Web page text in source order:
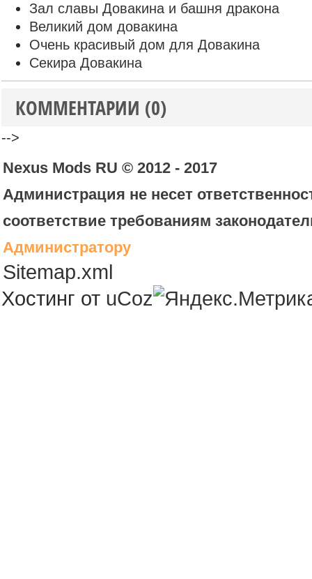
Зал славы Довакина и башня дракона
Великий дом довакина
Очень красивый дом для Довакина
Секира Довакина
КОММЕНТАРИИ (0)
-->
Nexus Mods RU © 2012 - 2017
Администрация не несет
соответствие требованиям
Администратору
Sitemap.xml
Хостинг от uCoz